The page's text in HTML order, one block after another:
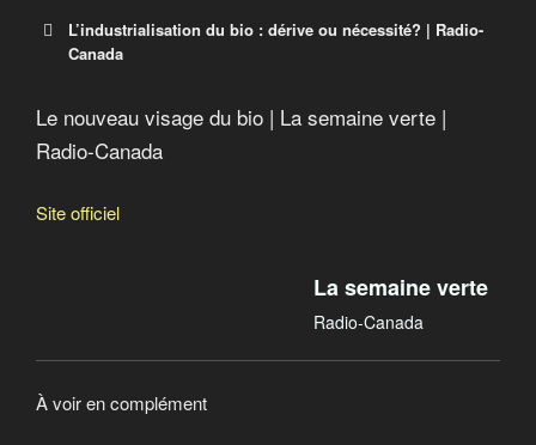
Le nouveau visage du bio
L’industrialisation du bio : dérive ou nécessité? | Radio-
Canada
L’industrialisation du bio : dérive ou
nécessité?
aujourd’hui vendus en grande surface. Une large part
bios consommés ici sont produits localement. A-t-on
Le nouveau visage du bio | La semaine verte |
Radio-Canada
Site officiel
La semaine verte
Radio-Canada
À voir en complément